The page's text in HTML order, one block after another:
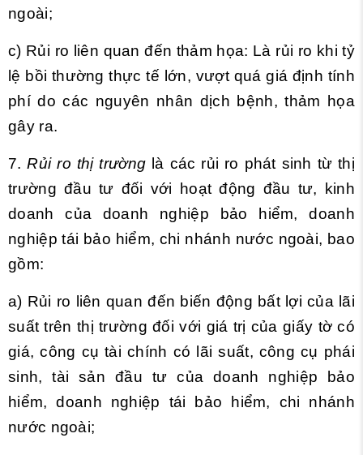
ngoài;
c) Rủi ro liên quan đến thảm họa: Là rủi ro khi tỷ
lệ bồi thường thực tế lớn, vượt quá giá định tính
phí do các nguyên nhân dịch bệnh, thảm họa
gây ra.
7.Rủi ro thị trường là các rủi ro phát sinh từ thị
trường đầu tư đối với hoạt động đầu tư, kinh
doanh của doanh nghiệp bảo hiểm, doanh
nghiệp tái bảo hiểm, chi nhánh nước ngoài, bao
gồm:
a) Rủi ro liên quan đến biến động bất lợi của lãi
suất trên thị trường đối với giá trị của giấy tờ có
giá, công cụ tài chính có lãi suất, công cụ phái
sinh, tài sản đầu tư của doanh nghiệp bảo
hiểm, doanh nghiệp tái bảo hiểm, chi nhánh
nước ngoài;